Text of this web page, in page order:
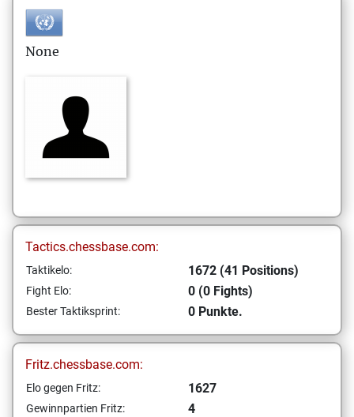
None
Tactics.chessbase.com:
Taktikelo: 1672 (41 Positions)
Fight Elo: 0 (0 Fights)
Bester Taktiksprint: 0 Punkte.
Fritz.chessbase.com:
Elo gegen Fritz: 1627
Gewinnpartien Fritz: 4